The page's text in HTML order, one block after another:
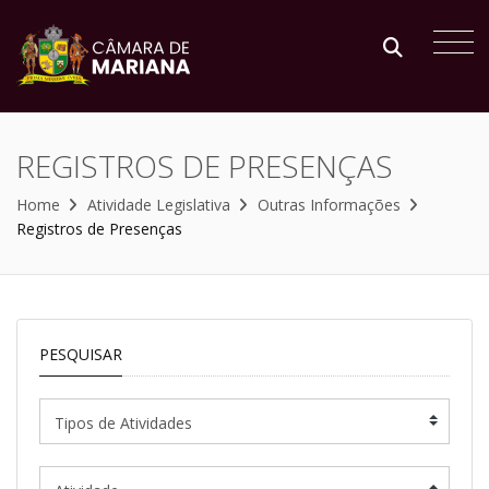
REGISTROS DE PRESENÇAS
Home Atividade Legislativa
Outras Informações
Registros de Presenças
PESQUISAR